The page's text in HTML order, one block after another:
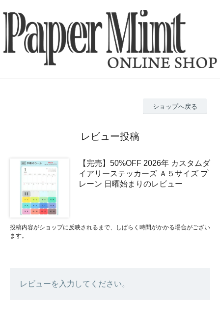
ショップへ戻る
レビュー投稿
【完売】50%OFF 2026年 カスタムダ
イアリーステッカーズ Ａ５サイズ プ
レーン 日曜始まりのレビュー
投稿内容がショップに反映されるまで、しばらく時間がかかる場合がござい
ます。
レビューを入力してください。